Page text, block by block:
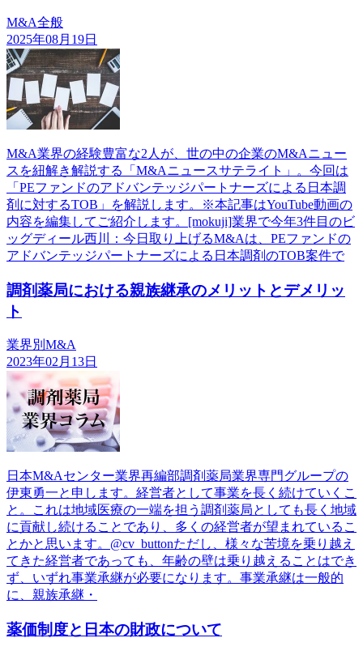
M&A全般
2025年08月19日
M&A業界の経験豊富な2人が、世の中の企業のM&Aニュー
スを紐解き解説する「M&Aニュースサテライト」。今回は
「PEファンドのアドバンテッジパートナーズによる日本調
剤に対するTOB」を解説します。※本記事はYouTube動画の
内容を編集してご紹介します。[mokuji]業界で今年3件目のビ
ッグディール西川：今日取り上げるM&Aは、PEファンドの
アドバンテッジパートナーズによる日本調剤のTOB案件で
調剤薬局における親族継承のメリットとデメリッ
ト
業界別M&A
2023年02月13日
日本M&Aセンター業界再編部調剤薬局業界専門グループの
伊東勇一と申します。経営者として事業を長く続けていくこ
と。これは地域医療の一端を担う調剤薬局としても長く地域
に貢献し続けることであり、多くの経営者が望まれているこ
とかと思います。@cv_buttonただし、様々な苦境を乗り越え
てきた経営者であっても、年齢の壁は乗り越えることはでき
ず、いずれ事業承継が必要になります。事業承継は一般的
に、親族承継・
薬価制度と日本の財政について